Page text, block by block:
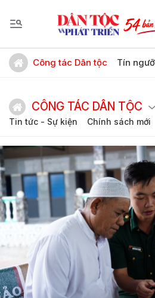
Công tác Dân tộc Tín
CÔNG TÁC DÂN TỘC
Tin tức - Sự kiện Chính sách mới